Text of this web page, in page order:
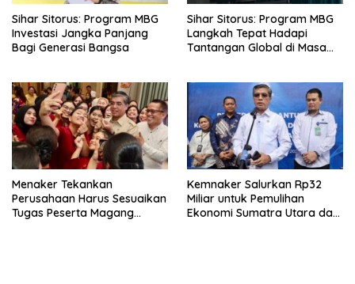
Sihar Sitorus: Program MBG
Investasi Jangka Panjang
Bagi Generasi Bangsa
Sihar Sitorus: Program MBG
Langkah Tepat Hadapi
Tantangan Global di Masa
Menaker Tekankan
Perusahaan Harus Sesuaikan
Tugas Peserta Magang
Kemnaker Salurkan Rp32
Miliar untuk Pemulihan
Ekonomi Sumatra Utara dan